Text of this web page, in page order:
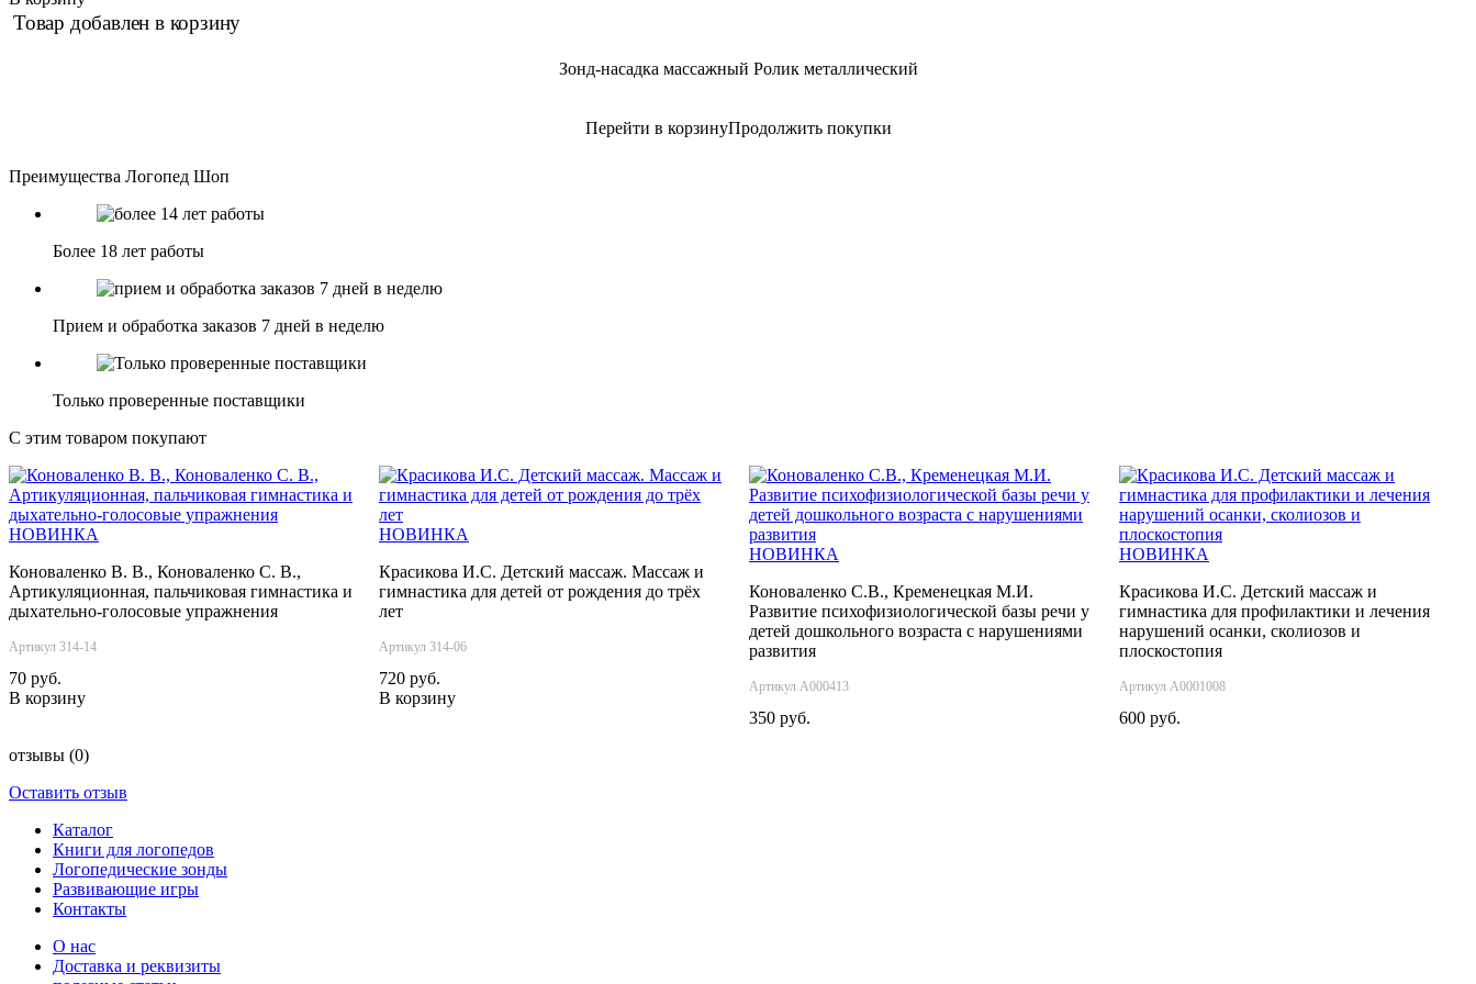
Товар добавлен в корзину
Зонд-насадка массажный Ролик металлический
Перейти в корзинуПродолжить покупки
Преимущества Логопед Шоп
Более 18 лет работы
Прием и обработка заказов 7 дней в неделю
Только проверенные поставщики
С этим товаром покупают
НОВИНКА
Коноваленко В. В., Коноваленко С. В.,
Артикуляционная, пальчиковая гимнастика и
дыхательно-голосовые упражнения
Артикул 314-14
70 руб.
В корзину
НОВИНКА
Красикова И.С. Детский массаж. Массаж и
гимнастика для детей от рождения до трёх
лет
Артикул 314-06
720 руб.
В корзину
НОВИНКА
Коноваленко С.В., Кременецкая М.И.
Развитие психофизиологической базы речи у
детей дошкольного возраста с нарушениями
развития
Артикул А000413
350 руб.
НОВИНКА
Красикова И.С. Детский массаж и
гимнастика для профилактики и лечения
нарушений осанки, сколиозов и
плоскостопия
Артикул А0001008
600 руб.
отзывы (0)
Оставить отзыв
Каталог
Книги для логопедов
Логопедические зонды
Развивающие игры
Контакты
О нас
Доставка и реквизиты